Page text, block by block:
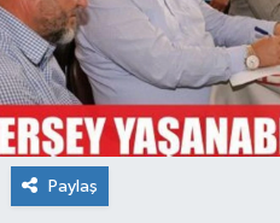
Paylaş